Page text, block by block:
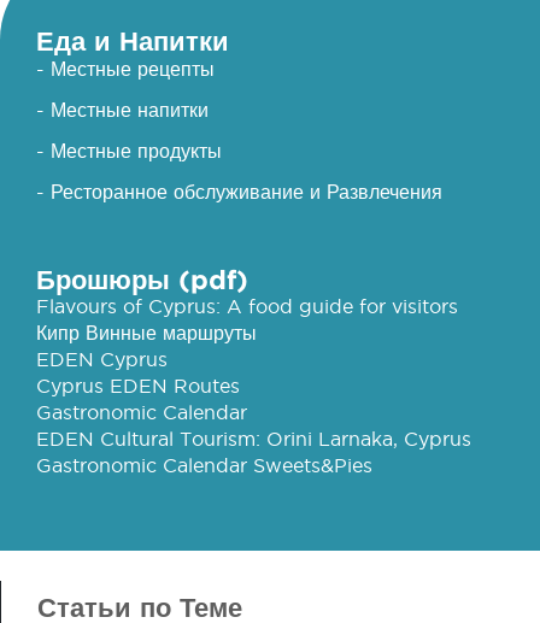
Еда и Напитки
- Местные рецепты
- Местные напитки
- Местные продукты
- Ресторанное обслуживание и Развлечения
Брошюры (pdf)
Flavours of Cyprus: A food guide for visitors
Кипр Винные маршруты
EDEN Cyprus
Cyprus EDEN Routes
Gastronomic Calendar
EDEN Cultural Tourism: Orini Larnaka, Cyprus
Gastronomic Calendar Sweets&Pies
Статьи по Теме